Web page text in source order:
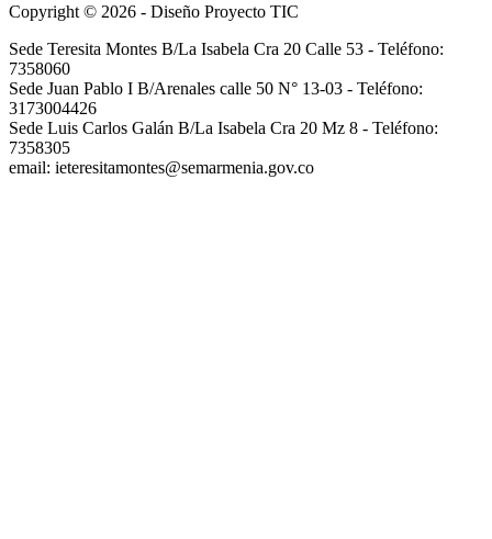
Copyright © 2026 - Diseño Proyecto TIC
Sede Teresita Montes B/La Isabela Cra 20 Calle 53 - Teléfono:
7358060
Sede Juan Pablo I B/Arenales calle 50 N° 13-03 - Teléfono:
3173004426
Sede Luis Carlos Galán B/La Isabela Cra 20 Mz 8 - Teléfono:
7358305
email: ieteresitamontes@semarmenia.gov.co